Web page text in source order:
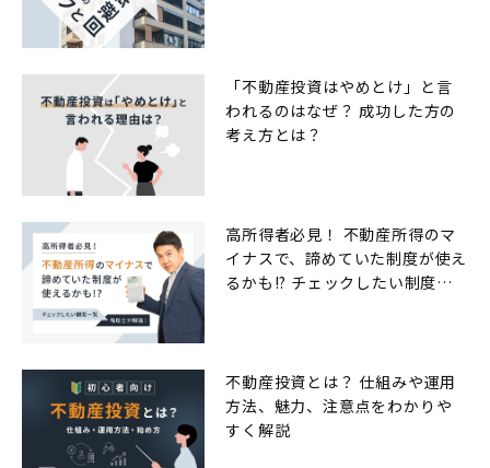
「不動産投資はやめとけ」と言
われるのはなぜ？ 成功した方の
考え方とは？
高所得者必見！ 不動産所得のマ
イナスで、諦めていた制度が使え
るかも!? チェックしたい制度一
不動産投資とは？ 仕組みや運用
方法、魅力、注意点をわかりや
すく解説